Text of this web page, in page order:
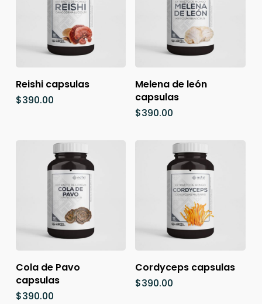
Añadir Al Carrito
Reishi capsulas
$390.00
Añadir Al Carrito
Melena de león
capsulas
$390.00
Añadir Al Carrito
Cola de Pavo
capsulas
$390.00
Añadir Al Carrito
Cordyceps capsulas
$390.00